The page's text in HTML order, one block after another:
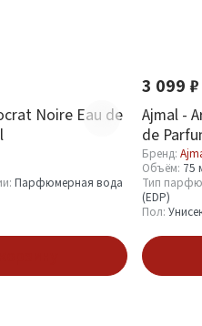
Noire Eau de
Парфюмерная вода
3 099 ₽
Ajmal -
de
Бренд:
Объём: 75
Тип
(EDP)
Пол: